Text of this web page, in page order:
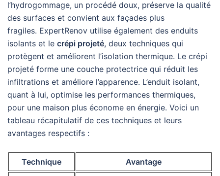
l’hydrogommage, un procédé doux, préserve la qualité
des surfaces et convient aux façades plus
fragiles. ExpertRenov utilise également des enduits
isolants et le crépi projeté, deux techniques qui
protègent et améliorent l’isolation thermique. Le crépi
projeté forme une couche protectrice qui réduit les
infiltrations et améliore l’apparence. L’enduit isolant,
quant à lui, optimise les performances thermiques,
pour une maison plus économe en énergie. Voici un
tableau récapitulatif de ces techniques et leurs
avantages respectifs :
Technique Avantage